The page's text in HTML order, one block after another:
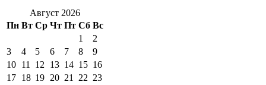
Август 2026
Пн Вт Ср Чт Пт Сб Вс
1
2
3
4 5 6 7 8
9
10 11 12 13 14 15 16
17 18 19 20 21 22 23